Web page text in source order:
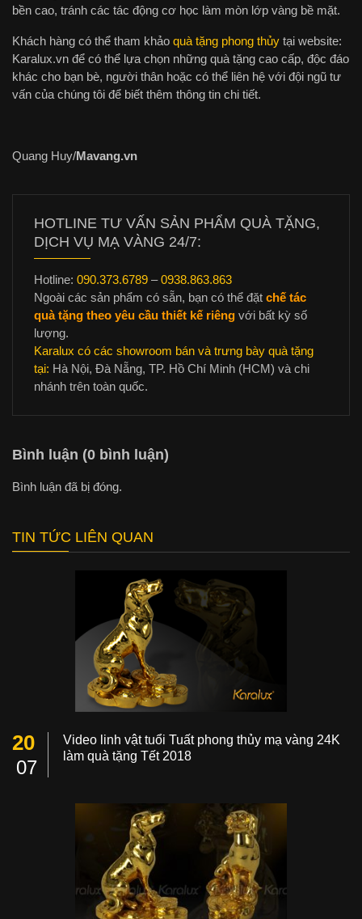
bền cao, tránh các tác động cơ học làm mòn lớp vàng bề mặt.
Khách hàng có thể tham khảo quà tặng phong thủy tại website:
Karalux.vn để có thể lựa chọn những quà tặng cao cấp, độc đáo
khác cho bạn bè, người thân hoặc có thể liên hệ với đội ngũ tư
vấn của chúng tôi để biết thêm thông tin chi tiết.
Quang Huy/Mavang.vn
HOTLINE TƯ VẤN SẢN PHẨM QUÀ TẶNG,
DỊCH VỤ MẠ VÀNG 24/7:
Hotline: 090.373.6789 –0938.863.863
Ngoài các sản phẩm có sẵn, bạn có thể đặt chế tác
quà tặng theo yêu cầu thiết kế riêng với bất kỳ số
lượng.
Karalux có các showroom bán và trưng bày quà tặng
tại: Hà Nội, Đà Nẵng, TP. Hồ Chí Minh (HCM) và chi
nhánh trên toàn quốc.
Bình luận (0 bình luận)
Bình luận đã bị đóng.
TIN TỨC LIÊN QUAN
20
07
Video linh vật tuổi Tuất phong thủy mạ vàng 24K
làm quà tặng Tết 2018